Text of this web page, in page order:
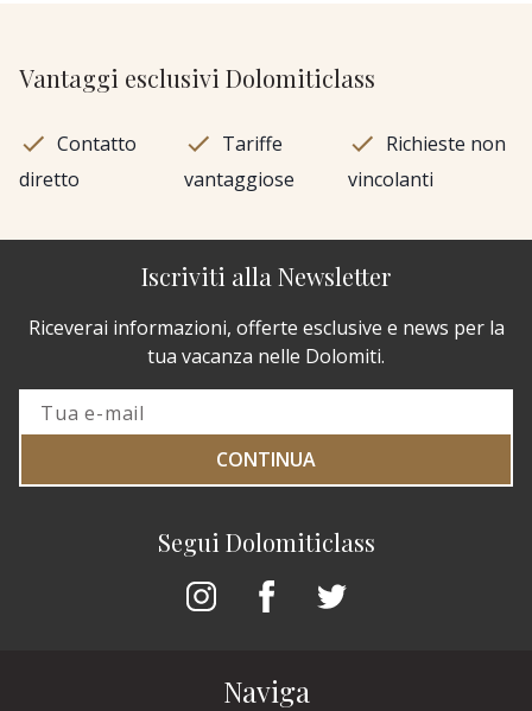
Vantaggi esclusivi Dolomiticlass
Contatto
diretto
Tariffe
vantaggiose
Richieste non
vincolanti
Segui Dolomiticlass
Iscriviti alla Newsletter
Riceverai informazioni, offerte esclusive e news per la
tua vacanza nelle Dolomiti.
CONTINUA
Naviga